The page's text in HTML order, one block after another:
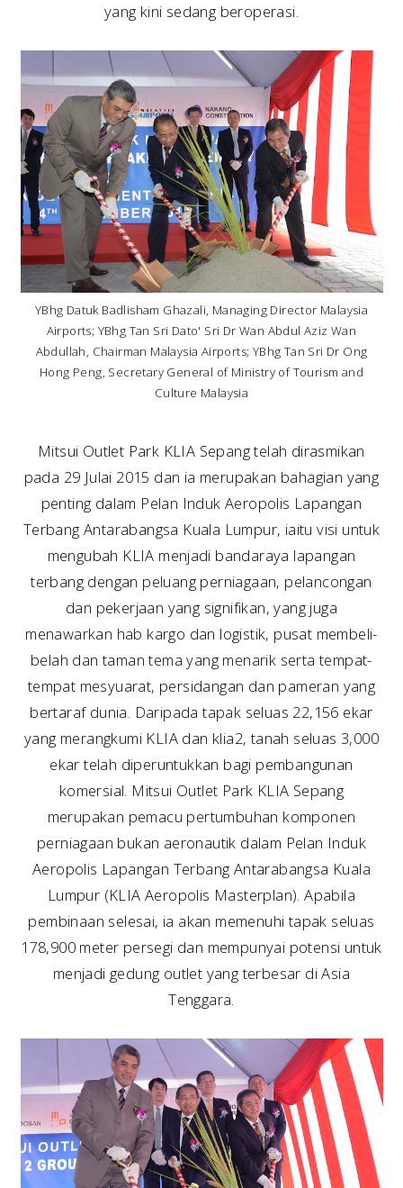
yang kini sedang beroperasi.
YBhg Datuk Badlisham Ghazali, Managing Director Malaysia
Airports; YBhg Tan Sri Dato' Sri Dr Wan Abdul Aziz Wan
Abdullah, Chairman Malaysia Airports; YBhg Tan Sri Dr Ong
Hong Peng, Secretary General of Ministry of Tourism and
Culture Malaysia
Mitsui Outlet Park KLIA Sepang telah dirasmikan
pada 29 Julai 2015 dan ia merupakan bahagian yang
penting dalam Pelan Induk Aeropolis Lapangan
Terbang Antarabangsa Kuala Lumpur, iaitu visi untuk
mengubah KLIA menjadi bandaraya lapangan
terbang dengan peluang perniagaan, pelancongan
dan pekerjaan yang signifikan, yang juga
menawarkan hab kargo dan logistik, pusat membeli-
belah dan taman tema yang menarik serta tempat-
tempat mesyuarat, persidangan dan pameran yang
bertaraf dunia. Daripada tapak seluas 22,156 ekar
yang merangkumi KLIA dan klia2, tanah seluas 3,000
ekar telah diperuntukkan bagi pembangunan
komersial. Mitsui Outlet Park KLIA Sepang
merupakan pemacu pertumbuhan komponen
perniagaan bukan aeronautik dalam Pelan Induk
Aeropolis Lapangan Terbang Antarabangsa Kuala
Lumpur (KLIA Aeropolis Masterplan). Apabila
pembinaan selesai, ia akan memenuhi tapak seluas
178,900 meter persegi dan mempunyai potensi untuk
menjadi gedung outlet yang terbesar di Asia
Tenggara.